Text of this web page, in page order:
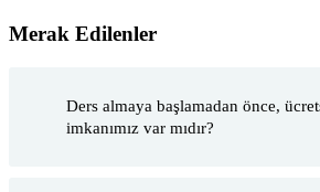
Merak Edilenler
Ders almaya başlamadan önce,
imkanımız var mıdır?